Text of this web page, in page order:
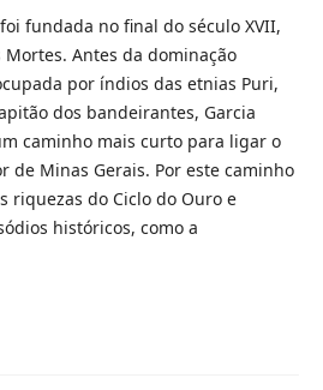
fundada no final do século XVII,
Mortes. Antes da dominação
por índios das etnias Puri,
dos bandeirantes, Garcia
caminho mais curto para ligar o
de Minas Gerais. Por este caminho
riquezas do Ciclo do Ouro e
históricos, como a